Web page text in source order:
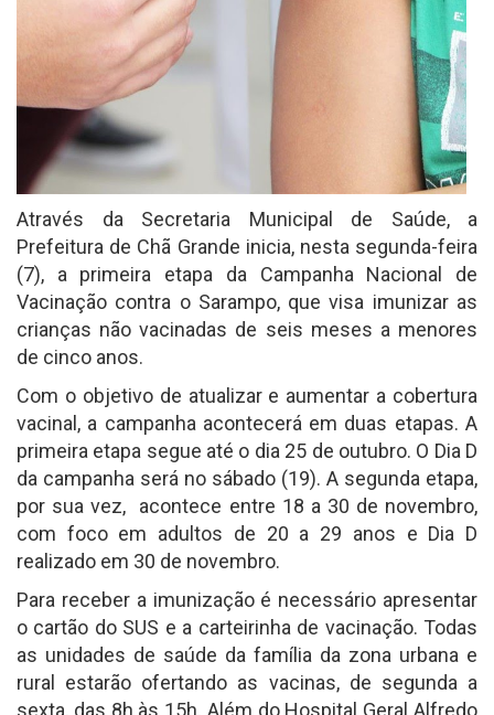
Através da Secretaria Municipal de Saúde, a
Prefeitura de Chã Grande inicia, nesta segunda-feira
(7), a primeira etapa da Campanha Nacional de
Vacinação contra o Sarampo, que visa imunizar as
crianças não vacinadas de seis meses a menores
de cinco anos.
Com o objetivo de atualizar e aumentar a cobertura
vacinal, a campanha acontecerá em duas etapas. A
primeira etapa segue até o dia 25 de outubro. O Dia D
da campanha será no sábado (19). A segunda etapa,
por sua vez,
acontece entre 18 a 30 de novembro,
com foco em adultos de 20 a 29 anos e Dia D
realizado em 30 de novembro.
Para receber a imunização é necessário apresentar
o cartão do SUS e a carteirinha de vacinação. Todas
as unidades de saúde da família da zona urbana e
rural estarão ofertando as vacinas, de segunda a
sexta, das 8h às 15h. Além do Hospital Geral Alfredo